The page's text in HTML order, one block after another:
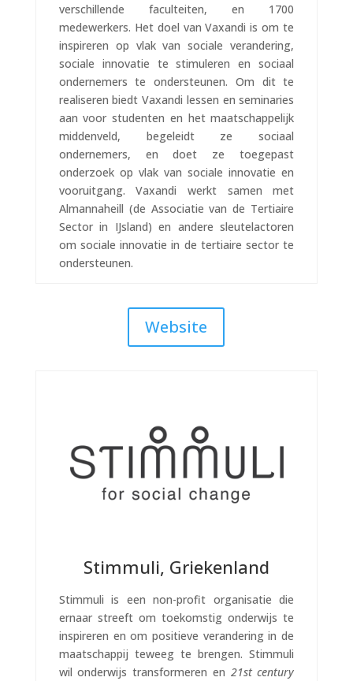
verschillende faculteiten, en 1700
medewerkers. Het doel van Vaxandi is om te
inspireren op vlak van sociale verandering,
sociale innovatie te stimuleren en sociaal
ondernemers te ondersteunen. Om dit te
realiseren biedt Vaxandi lessen en seminaries
aan voor studenten en het maatschappelijk
middenveld, begeleidt ze sociaal
ondernemers, en doet ze toegepast
onderzoek op vlak van sociale innovatie en
vooruitgang. Vaxandi werkt samen met
Almannaheill (de Associatie van de Tertiaire
Sector in IJsland) en andere sleutelactoren
om sociale innovatie in de tertiaire sector te
ondersteunen.
Website
Stimmuli, Griekenland
Stimmuli is een non-profit organisatie die
ernaar streeft om toekomstig onderwijs te
inspireren en om positieve verandering in de
maatschappij teweeg te brengen. Stimmuli
wil onderwijs transformeren en 21st century